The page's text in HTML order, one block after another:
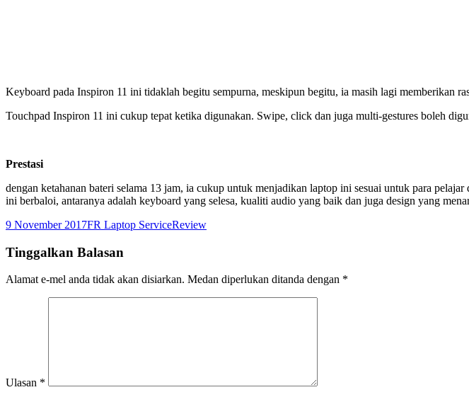
Keyboard pada Inspiron 11 ini tidaklah begitu sempurna, meskipun begitu, ia masih lagi memberikan
Touchpad Inspiron 11 ini cukup tepat ketika digunakan. Swipe, click dan juga multi-gestures boleh
Prestasi
dengan ketahanan bateri selama 13 jam, ia cukup untuk menjadikan laptop ini sesuai untuk para
ini berbaloi, antaranya adalah keyboard yang selesa, kualiti audio yang baik dan juga design yang
Dikirimkan
9 November 2017Pengarang
FR Laptop ServiceKategori
Review
Tinggalkan Balasan
Alamat e-mel anda tidak akan disiarkan. Medan diperlukan ditanda dengan *
Ulasan *